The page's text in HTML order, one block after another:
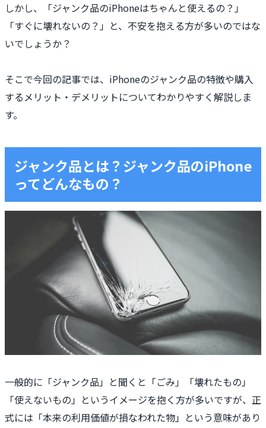
しかし、「ジャンク品のiPhoneはちゃんと使えるの？」
「すぐに壊れないの？」と、不安を抱える方が多いのではな
いでしょうか？
そこで今回の記事では、iPhoneのジャンク品の特徴や購入
するメリット・デメリットについてわかりやすく解説しま
す。
ジャンク品とは？ジャンク品のiPhone
ってどんなもの？
一般的に「ジャンク品」と聞くと「ごみ」「壊れたもの」
「使えないもの」というイメージを抱く方が多いですが、正
式には「本来の利用価値が損なわれた物」という意味があり